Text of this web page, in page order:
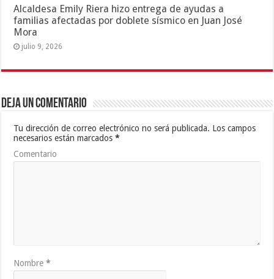
Alcaldesa Emily Riera hizo entrega de ayudas a
familias afectadas por doblete sísmico en Juan José
Mora
julio 9, 2026
Deja un comentario
Tu dirección de correo electrónico no será publicada. Los campos
necesarios están marcados*
Comentario
Nombre*